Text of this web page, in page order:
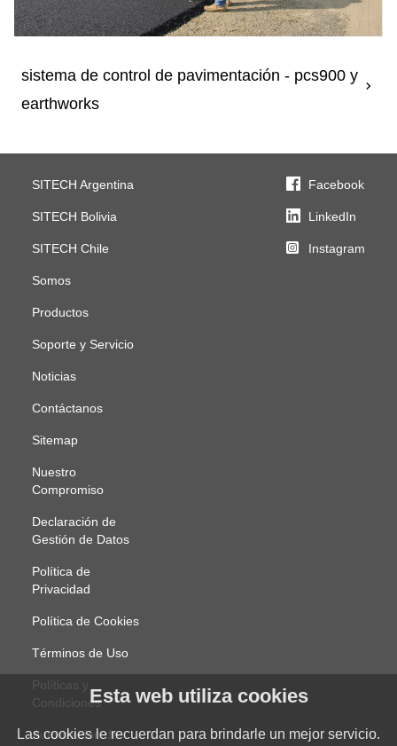
sistema de control de pavimentación - pcs900 y
earthworks
SITECH Argentina
SITECH Bolivia
SITECH Chile
Somos
Productos
Soporte y Servicio
Noticias
Contáctanos
Sitemap
Nuestro
Compromiso
Declaración de
Gestión de Datos
Política de
Privacidad
Política de Cookies
Términos de Uso
Políticas y
Condiciones
Autorización de
Facebook
LinkedIn
Instagram
Esta web utiliza cookies
Las cookies le recuerdan para brindarle un mejor servicio.